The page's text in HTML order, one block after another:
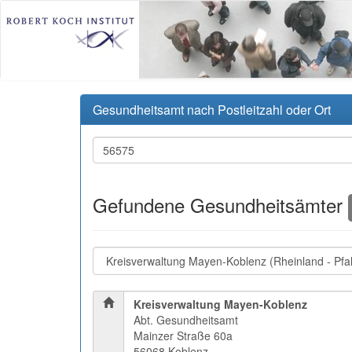
Gesundheitsamt nach Postleitzahl oder Ort
Gefundene Gesundheitsämter
Kreisverwaltung Mayen-Koblenz
Abt. Gesundheitsamt
Mainzer Straße 60a